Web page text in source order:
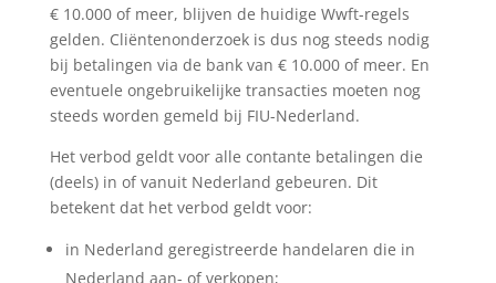
€ 10.000 of meer, blijven de huidige Wwft-regels
gelden. Cliëntenonderzoek is dus nog steeds nodig
bij betalingen via de bank van € 10.000 of meer. En
eventuele ongebruikelijke transacties moeten nog
steeds worden gemeld bij FIU-Nederland.
Het verbod geldt voor alle contante betalingen die
(deels) in of vanuit Nederland gebeuren. Dit
betekent dat het verbod geldt voor:
in Nederland geregistreerde handelaren die in
Nederland aan- of verkopen;